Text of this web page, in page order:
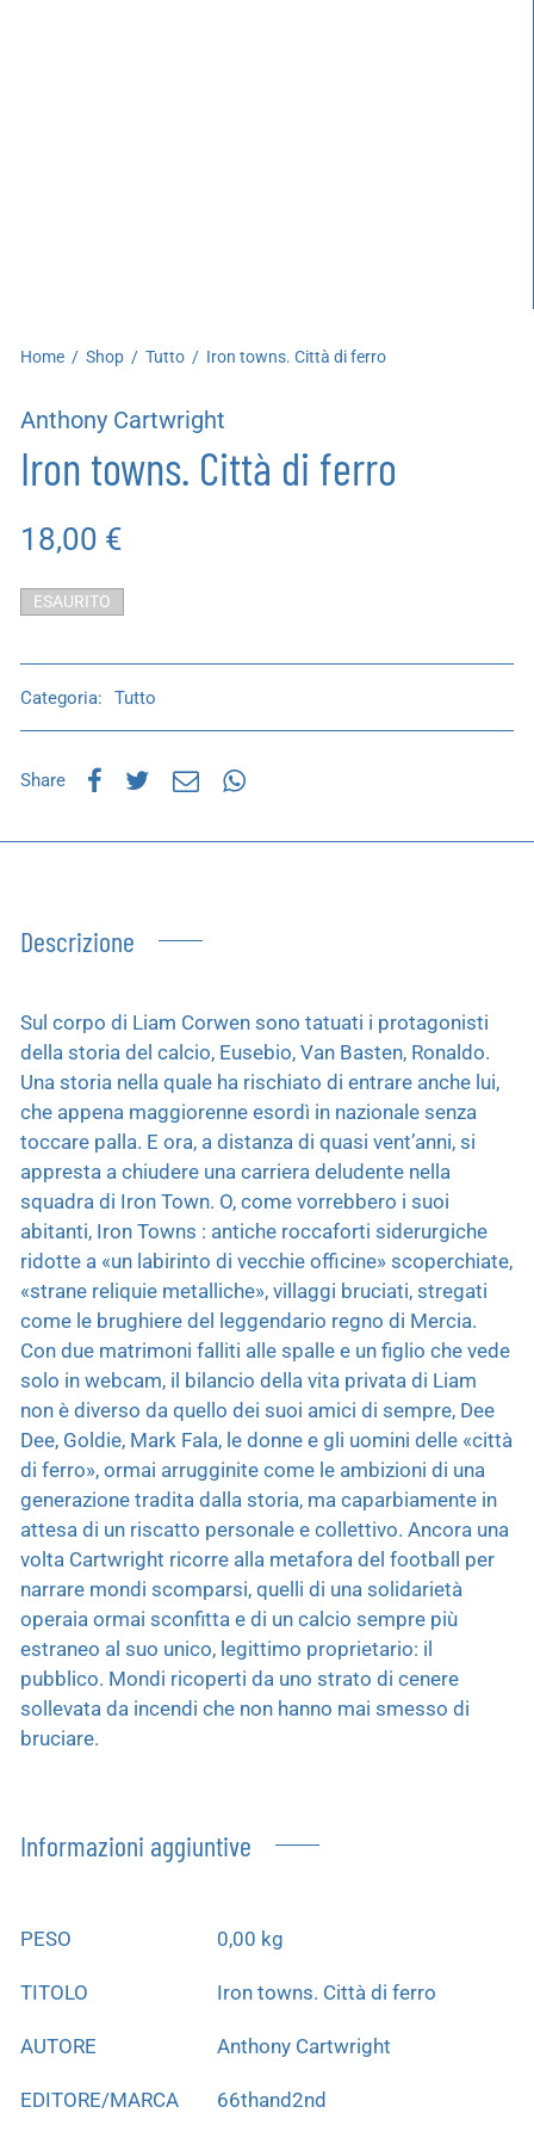
Home / Shop / Tutto / Iron towns. Città di ferro
Anthony Cartwright
Iron towns. Città di ferro
18,00 €
ESAURITO
Categoria: Tutto
Share
Descrizione
Sul corpo di Liam Corwen sono tatuati i protagonisti
della storia del calcio, Eusebio, Van Basten, Ronaldo.
Una storia nella quale ha rischiato di entrare anche lui,
che appena maggiorenne esordì in nazionale senza
toccare palla. E ora, a distanza di quasi vent’anni, si
appresta a chiudere una carriera deludente nella
squadra di Iron Town. O, come vorrebbero i suoi
abitanti, Iron Towns : antiche roccaforti siderurgiche
ridotte a «un labirinto di vecchie officine» scoperchiate,
«strane reliquie metalliche», villaggi bruciati, stregati
come le brughiere del leggendario regno di Mercia.
Con due matrimoni falliti alle spalle e un figlio che vede
solo in webcam, il bilancio della vita privata di Liam
non è diverso da quello dei suoi amici di sempre, Dee
Dee, Goldie, Mark Fala, le donne e gli uomini delle «città
di ferro», ormai arrugginite come le ambizioni di una
generazione tradita dalla storia, ma caparbiamente in
attesa di un riscatto personale e collettivo. Ancora una
volta Cartwright ricorre alla metafora del football per
narrare mondi scomparsi, quelli di una solidarietà
operaia ormai sconfitta e di un calcio sempre più
estraneo al suo unico, legittimo proprietario: il
pubblico. Mondi ricoperti da uno strato di cenere
sollevata da incendi che non hanno mai smesso di
bruciare.
Informazioni aggiuntive
PESO 0,00 kg
TITOLO Iron towns. Città di ferro
AUTORE Anthony Cartwright
EDITORE/MARCA 66thand2nd